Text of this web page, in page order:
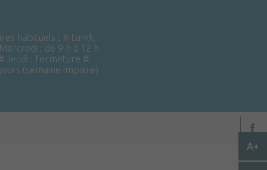
habituels : # Lundi,
: de 9 h à 12 h
Jeudi : fermeture #
(semaine impaire)
A+